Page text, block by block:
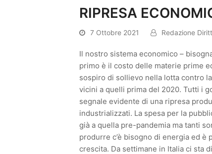
RIPRESA
7 Ottobre 2021 Redazione
Il nostro sistema economico –
primo è il costo delle materie prime
sospiro di sollievo nella lotta contro
vicini a quelli prima del 2020. Tutti i
segnale evidente di una ripresa
industrializzati. La spesa per la
già a quella pre-pandemia ma tanti
produrre c’è bisogno di energia ed
crescita. Da settimane in Italia ci sta